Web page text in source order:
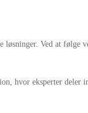
Ved at følge
hvor eksperter deler